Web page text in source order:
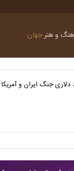
و هنرجهان
جنگ ایران و آمریکا